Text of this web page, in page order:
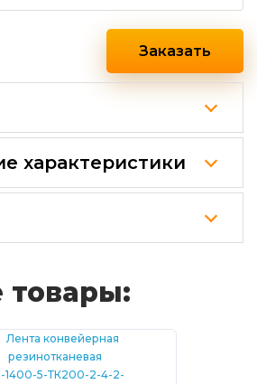
Заказать
характеристики